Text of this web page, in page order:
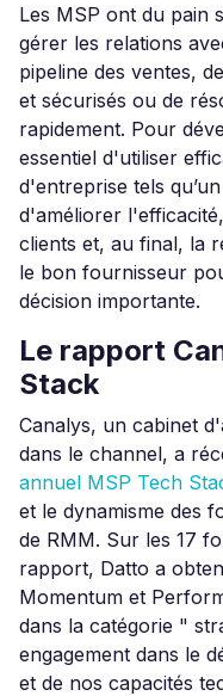
Les MSP ont du pain
gérer les relations
pipeline des ventes,
et sécurisés ou de
rapidement. Pour
essentiel d'utiliser
d'entreprise tels
d'améliorer
clients et, au final, la
le bon fournisseur
décision importante.
Le rapport
Stack
Canalys, un cabinet
dans le channel, a
annuel MSP Tech
et le dynamisme des
de RMM. Sur les 17
rapport, Datto a
Momentum et
dans la catégorie "
engagement dans le
et de nos capacités